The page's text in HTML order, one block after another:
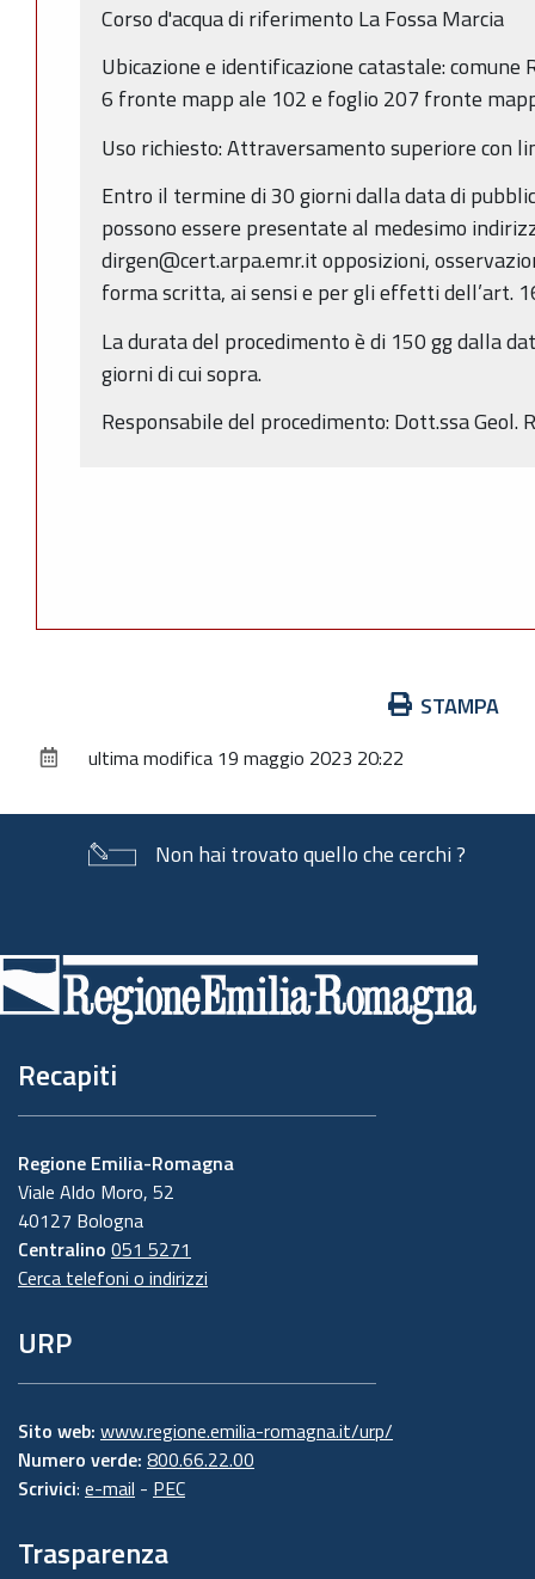
Corso d'acqua di riferimento La Fossa Marcia
Ubicazione e identificazione catastale: comune
6 fronte mapp ale 102 e foglio 207 fronte
Uso richiesto: Attraversamento superiore con
Entro il termine di 30 giorni dalla data di
possono essere presentate al medesimo
dirgen@cert.arpa.emr.it opposizioni,
forma scritta, ai sensi e per gli effetti dell’art.
La durata del procedimento è di 150 gg dalla
giorni di cui sopra.
Responsabile del procedimento: Dott.ssa Geol.
documento
STAMPA
ultima modifica 19 maggio 2023 20:22
Non hai trovato quello che cerchi ?
di
pagina
Recapiti
Regione Emilia-Romagna
Viale Aldo Moro, 52
40127 Bologna
Centralino 051 5271
Cerca telefoni o indirizzi
URP
Sito web: www.regione.emilia-romagna.it/urp/
Numero verde: 800.66.22.00
Scrivici: e-mail - PEC
Trasparenza